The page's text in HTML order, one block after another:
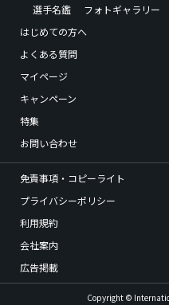
選手名鑑
フォトギャラリー
はじめての方へ
よくある質問
マイページ
キャンペーン
特集
お問い合わせ
免責事項・コピーライト
プライバシーポリシー
利用規約
会社案内
広告掲載
Copyright ©